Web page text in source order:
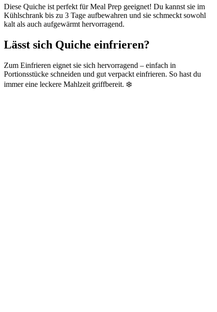
Diese Quiche ist perfekt für Meal Prep geeignet! Du kannst sie im
Kühlschrank bis zu 3 Tage aufbewahren und sie schmeckt sowohl
kalt als auch aufgewärmt hervorragend.
Lässt sich Quiche einfrieren?
Zum Einfrieren eignet sie sich hervorragend – einfach in
Portionsstücke schneiden und gut verpackt einfrieren. So hast du
immer eine leckere Mahlzeit griffbereit. ❄️